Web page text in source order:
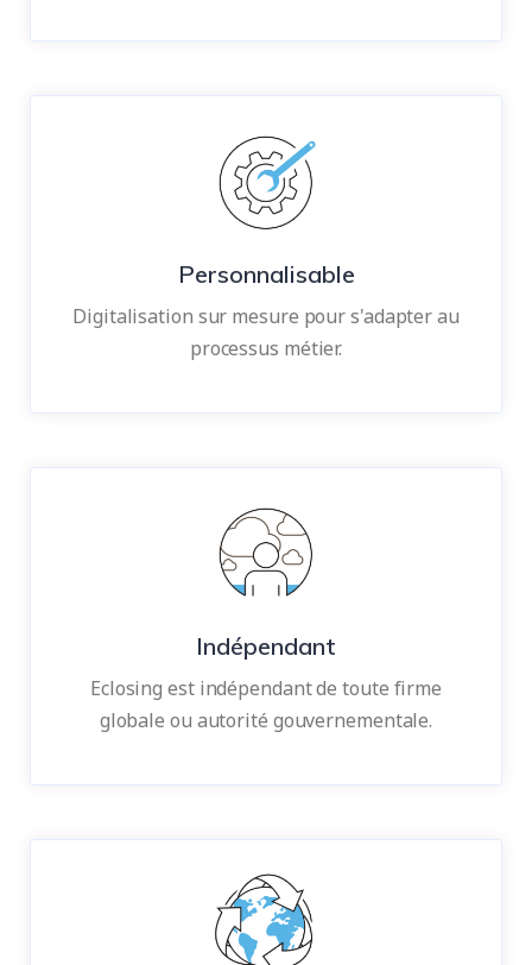
Personnalisable
Digitalisation sur mesure pour s'adapter au
processus métier.
Indépendant
Eclosing est indépendant de toute firme
globale ou autorité gouvernementale.